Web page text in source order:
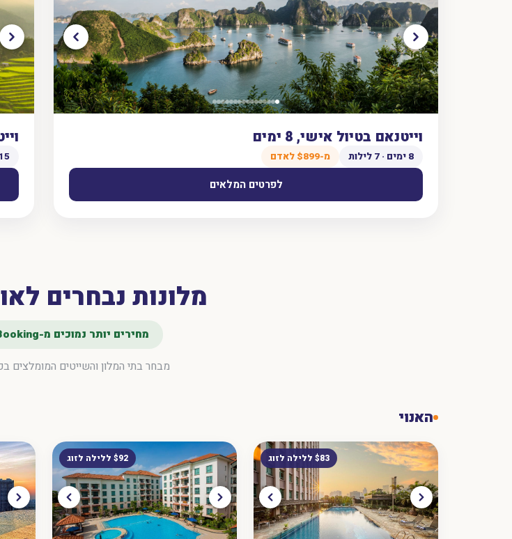
וייטנאם בטיול אישי, 8 ימים
8 ימים · 7 לילות מ-$899 לאדם
לפרטים המלאים
15 ימים · 14 לילות
מלונות נבחרים
מחירים יותר נמוכים מ-Booking בהתחייבות
מבחר בתי המלון והשייטים המומלצים
האנוי
$83 ללילה לזוג $92 ללילה לזוג